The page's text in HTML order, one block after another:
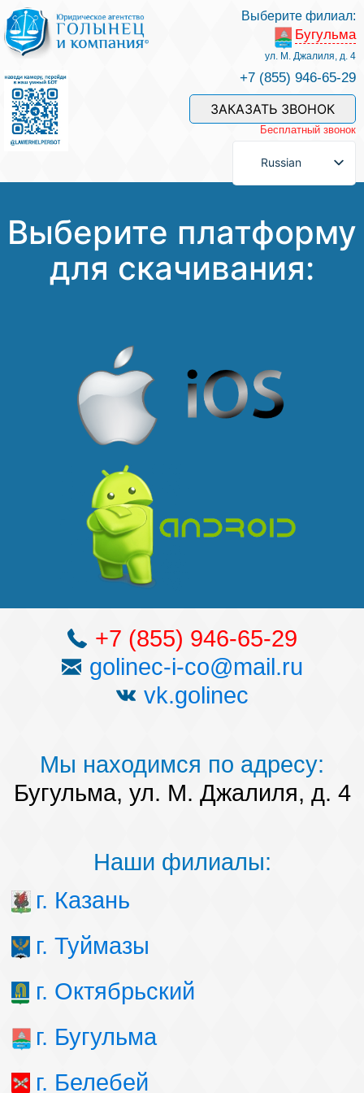
Услуги и наши специалисты
Оплата услуг
Задать вопрос
Отзывы
Наши победы
Видео о нас
Выберите филиал:
Бугульма
ул. М. Джалиля, д. 4
+7 (855) 946-65-29
ЗАКАЗАТЬ ЗВОНОК
Бесплатный звонок
Russian
Выберите платформу
для скачивания:
+7 (855) 946-65-29
golinec-i-co@mail.ru
vk.golinec
Мы находимся по адресу:
Бугульма, ул. М. Джалиля, д. 4
Наши филиалы:
г. Казань
г. Туймазы
г. Октябрьский
г. Бугульма
г. Белебей